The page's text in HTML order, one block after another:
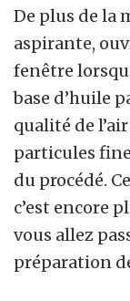
De plus de la
aspirante,
fenêtre
base d’huile
qualité de
particules
du procédé.
c’est encore
vous allez
préparation